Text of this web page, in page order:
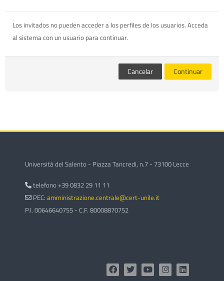
ESPAÑOL - INTERNACIONAL ‎(ES)‎
Buscar
Los invitados no pueden acceder a los perfiles de los usuarios. Acceda
al sistema con un usuario para continuar.
Cancelar Continuar
Università del Salento - Piazza Tancredi, n.7 - 73100 Lecce
telefono +39 0832 29 11 11
PEC: amministrazione.centrale@cert-unile.it
P.I. 00646640755 - C.F. 80008870752